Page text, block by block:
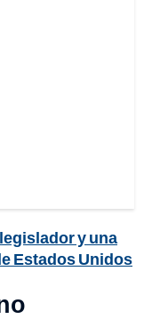
y una
Estados Unidos